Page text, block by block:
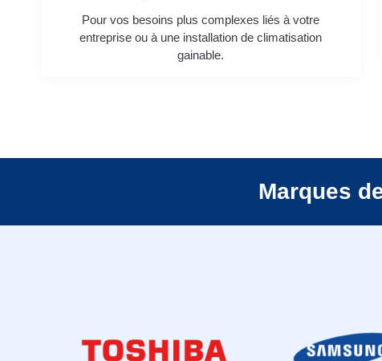
Pour vos besoins plus complexes liés à votre
entreprise ou à une installation de climatisation
gainable.
Marques